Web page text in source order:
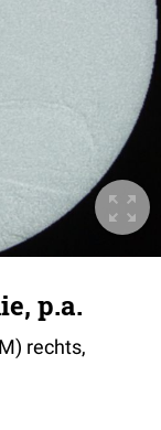
p.a.
rechts,